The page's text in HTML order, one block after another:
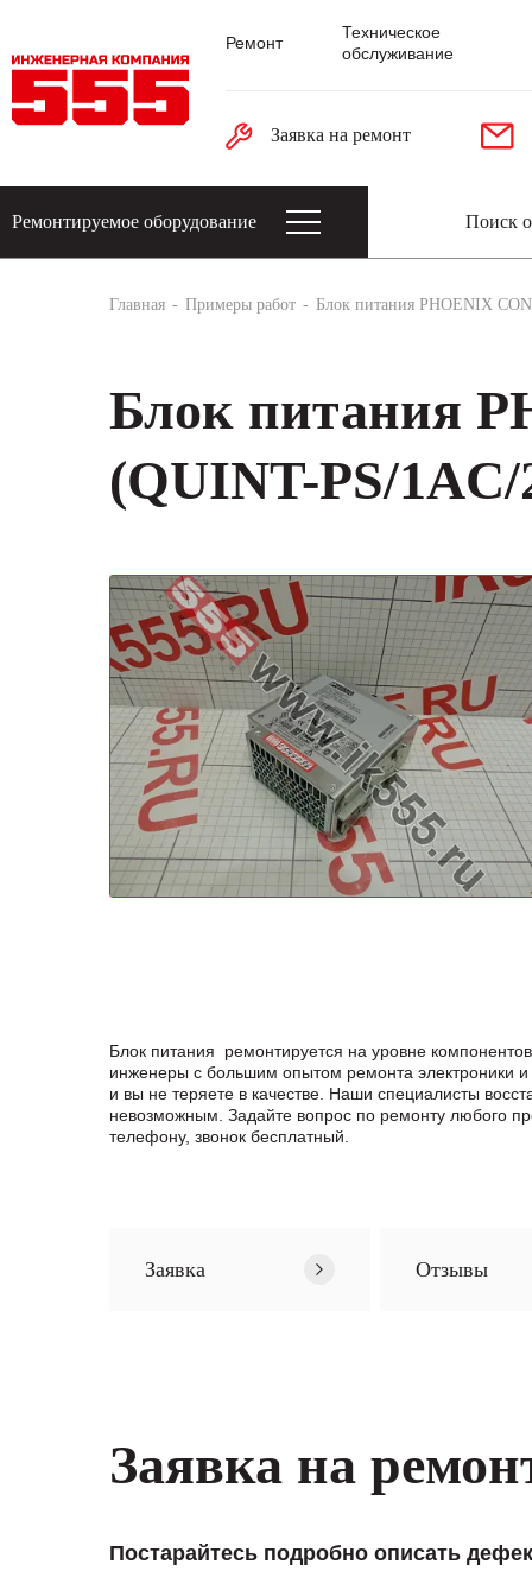
Ремонт
Техническое
обслуживание
Заявка на ремонт
Ремонтируемое оборудование
Главная Примеры работ Блок питания PHOENIX
Блок питания
(QUINT-PS/1AC/
Блок питания ремонтируется на уровне
инженеры с большим опытом ремонта электроники и
и вы не теряете в качестве. Наши специалисты
невозможным. Задайте вопрос по ремонту любого
телефону, звонок бесплатный.
Заявка Отзывы
Заявка на
Постарайтесь подробно описать